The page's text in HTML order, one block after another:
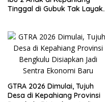
Tinggal di Gubuk Tak Layak
GTRA 2026 Dimulai, Tujuh
Desa di Kepahiang Provinsi